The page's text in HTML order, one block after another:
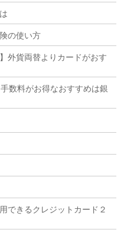
の使い方
外貨両替よりカードがおす
数料がお得なおすすめは銀
できるクレジットカード２